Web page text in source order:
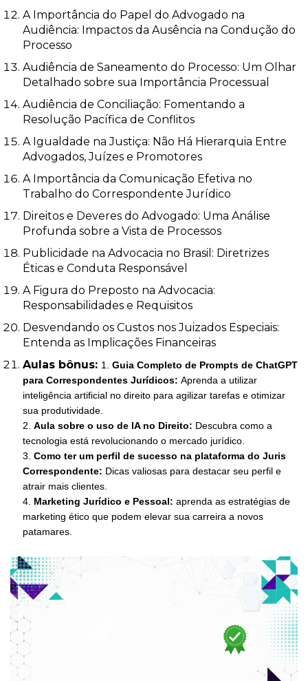
A Importância do Papel do Advogado na
Audiência: Impactos da Ausência na Condução do
Processo
Audiência de Saneamento do Processo: Um Olhar
Detalhado sobre sua Importância Processual
Audiência de Conciliação: Fomentando a
Resolução Pacífica de Conflitos
A Igualdade na Justiça: Não Há Hierarquia Entre
Advogados, Juízes e Promotores
A Importância da Comunicação Efetiva no
Trabalho do Correspondente Jurídico
Direitos e Deveres do Advogado: Uma Análise
Profunda sobre a Vista de Processos
Publicidade na Advocacia no Brasil: Diretrizes
Éticas e Conduta Responsável
A Figura do Preposto na Advocacia:
Responsabilidades e Requisitos
Desvendando os Custos nos Juizados Especiais:
Entenda as Implicações Financeiras
Aulas bônus: 1. Guia Completo de Prompts de ChatGPT
para Correspondentes Jurídicos: Aprenda a utilizar
inteligência artificial no direito para agilizar tarefas e otimizar
sua produtividade.
2. Aula sobre o uso de IA no Direito: Descubra como a
tecnologia está revolucionando o mercado jurídico.
3. Como ter um perfil de sucesso na plataforma do Juris
Correspondente: Dicas valiosas para destacar seu perfil e
atrair mais clientes.
4. Marketing Jurídico e Pessoal: aprenda as estratégias de
marketing ético que podem elevar sua carreira a novos
patamares.